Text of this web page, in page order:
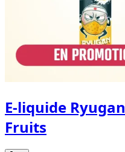
E-liquide
Fruits